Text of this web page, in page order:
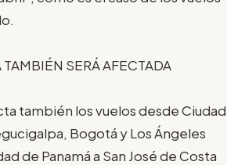
SERÁ AFECTADA
también los vuelos desde Ciudad
Bogotá y Los Ángeles
de Panamá a San José de Costa